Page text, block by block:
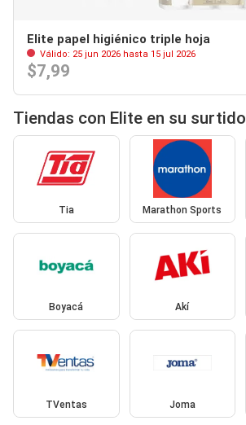
Elite papel higiénico triple hoja
Válido: 25 jun 2026 hasta 15 jul 2026
$7,99
Tiendas con Elite en su surtido
Tia Marathon Sports
Boyacá Akí
TVentas Joma